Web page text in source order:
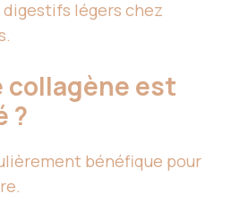
légers chez
collagène est
?
bénéfique pour